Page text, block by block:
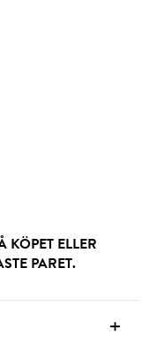
KÖPET ELLER
PARET.
+